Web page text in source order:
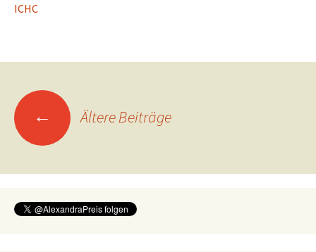
ICHC
Beitragsnavigation
← Ältere Beiträge